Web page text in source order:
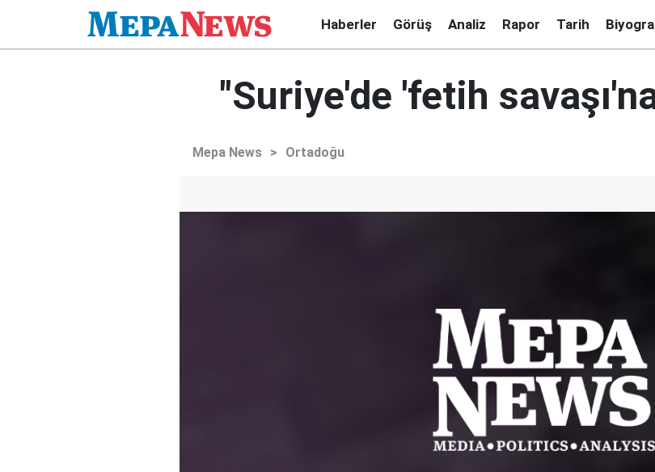
Haberler Görüş Analiz Rapor Tarih
"Suriye'de 'fetih
Mepa News > Ortadoğu